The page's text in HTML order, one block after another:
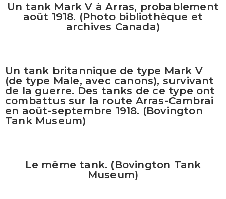
Un tank Mark V à Arras, probablement
août 1918. (Photo bibliothèque et
archives Canada)
Un tank britannique de type Mark V
(de type Male, avec canons), survivant
de la guerre. Des tanks de ce type ont
combattus sur la route Arras-Cambrai
en août-septembre 1918. (Bovington
Tank Museum)
Le même tank. (Bovington Tank
Museum)